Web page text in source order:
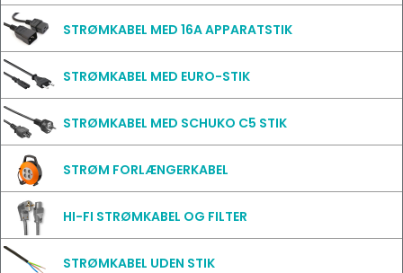
STRØMKABEL MED 16A APPARATSTIK
STRØMKABEL MED EURO-STIK
STRØMKABEL MED SCHUKO C5 STIK
STRØM FORLÆNGERKABEL
HI-FI STRØMKABEL OG FILTER
STRØMKABEL UDEN STIK